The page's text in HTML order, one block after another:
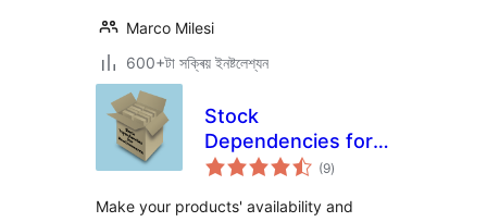
Marco Milesi
600+টা সক্ৰিয় ইনষ্টলেশ্যন
Stock
Dependencies for
WooCommerce
(9টা
মুঠ)
Make your products' availability and